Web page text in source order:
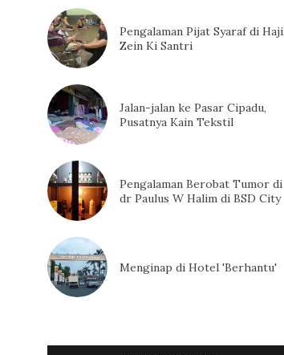
Pengalaman Pijat Syaraf di Haji
Zein Ki Santri
Jalan-jalan ke Pasar Cipadu,
Pusatnya Kain Tekstil
Pengalaman Berobat Tumor di
dr Paulus W Halim di BSD City
Menginap di Hotel 'Berhantu'